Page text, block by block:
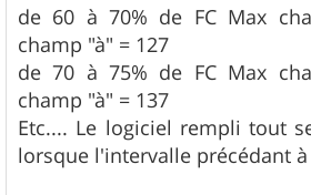
de 60 à 70% de FC Max
champ "à" = 127
de 70 à 75% de FC Max
champ "à" = 137
Etc.... Le logiciel rempli tout
lorsque l'intervalle précédant